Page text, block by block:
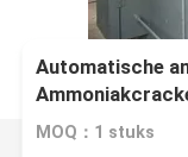
Automatische
MOQ：1 stuks